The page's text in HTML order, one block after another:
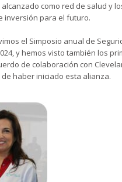
como red de salud y
inversión para el futuro.
el Simposio anual de
y hemos visto también los
de colaboración con
haber iniciado esta alianza.